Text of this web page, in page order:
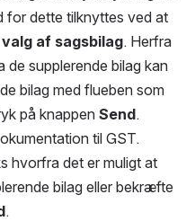
for dette tilknyttes ved at
af sagsbilag. Herfra
supplerende bilag kan
bilag med flueben som
på knappen Send.
til GST.
hvorfra det er muligt at
bilag eller bekræfte
.